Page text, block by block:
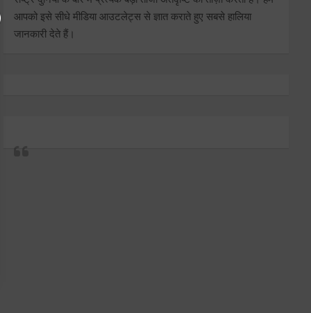
आपको इसे सीधे मीडिया आउटलेट्स से ज्ञात कराते हुए सबसे हालिया
जानकारी देते हैं।